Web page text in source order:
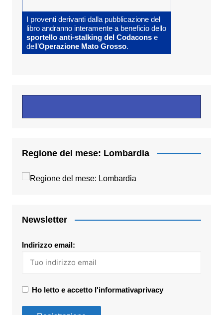
I proventi derivanti dalla pubblicazione del
libro andranno interamente a beneficio dello
sportello anti-stalking del Codaconse
dell’Operazione Mato Grosso.
Regione del mese: Lombardia
Newsletter
Indirizzo email:
Ho letto e accetto l'informativaprivacy